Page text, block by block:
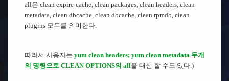
all은 clean expire-cache, clean packages, clean headers, clean
metadata, clean dbcache, clean dbcache, clean rpmdb, clean
plugins 모두를 의미한다.
따라서 사용자는 yum clean headers; yum clean metadata 두개
의 명령으로 CLEAN OPTIONS의 all을 대신 할 수도 있다.)